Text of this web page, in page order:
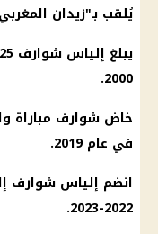
يُلقب بـ"زيدان
2000.
خاض شوارف مباراة
في عام 2019.
انضم إلياس شوارف
2022-2023.